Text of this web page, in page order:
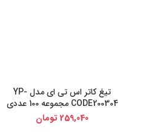
خرید از دیجی کالا تیغ کاتر اس تی ای مدل YP-
CODE200304 مجموعه 100 عددی
259,040 تومان